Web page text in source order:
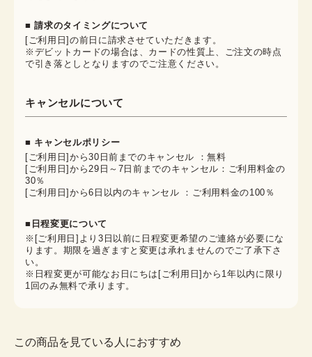
■ 請求のタイミングについて
[ご利用日]の前日に請求させていただきます。
※デビットカードの場合は、カードの性質上、ご注文の時点
で引き落としとなりますのでご注意ください。
キャンセルについて
■ キャンセルポリシー
[ご利用日]から30日前までのキャンセル ：無料
[ご利用日]から29日～7日前までのキャンセル：ご利用料金の
30％
[ご利用日]から6日以内のキャンセル ：ご利用料金の100％
■日程変更について
※[ご利用日]より3日以前に日程変更希望のご連絡が必要にな
ります。期限を過ぎますと変更は承れませんのでご了承下さ
い。
※日程変更が可能なお日にちは[ご利用日]から1年以内に限り
1回のみ無料で承ります。
この商品を見ている人におすすめ